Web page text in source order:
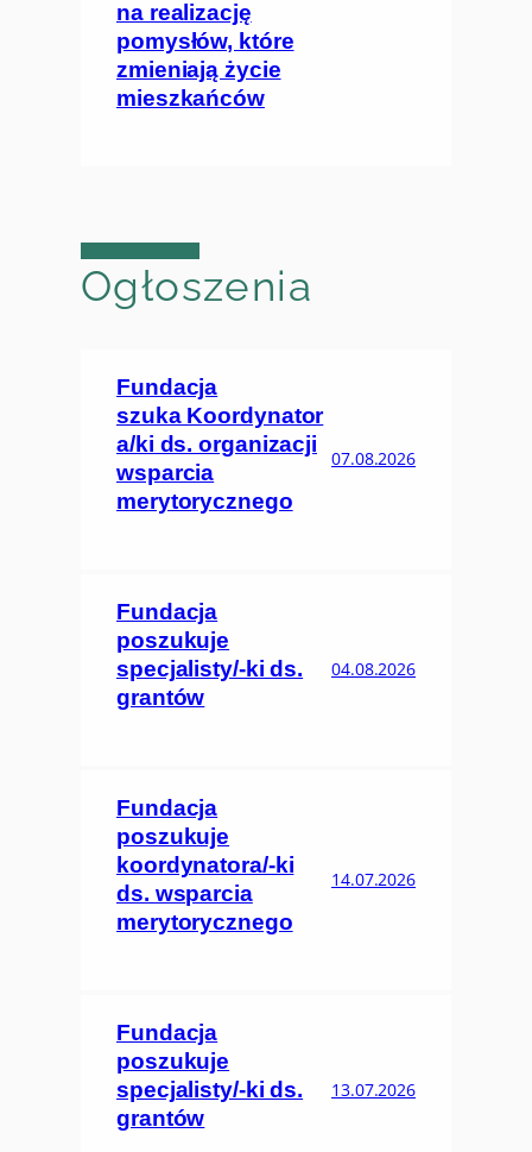
na realizację
pomysłów, które
zmieniają życie
mieszkańców
Ogłoszenia
Fundacja
szuka Koordynator
a/ki ds. organizacji
wsparcia
merytorycznego
07.08.2026
Fundacja
poszukuje
specjalisty/-ki ds.
grantów
04.08.2026
Fundacja
poszukuje
koordynatora/-ki
ds. wsparcia
merytorycznego
14.07.2026
Fundacja
poszukuje
specjalisty/-ki ds.
grantów
13.07.2026